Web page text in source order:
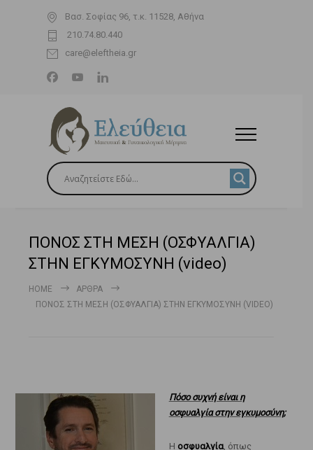
Βασ. Σοφίας 96, τ.κ. 11528, Αθήνα
210.74.80.440
care@eleftheia.gr
ΠΟΝΟΣ ΣΤΗ ΜΕΣΗ (ΟΣΦΥΑΛΓΙΑ)
ΣΤΗΝ ΕΓΚΥΜΟΣΥΝΗ (video)
HOME
ΆΡΘΡΑ
ΠΟΝΟΣ ΣΤΗ ΜΕΣΗ (ΟΣΦΥΑΛΓΙΑ) ΣΤΗΝ ΕΓΚΥΜΟΣΥΝΗ (VIDEO)
Πόσο συχνή είναι η
οσφυαλγία στην εγκυμοσύνη;
Η οσφυαλγία, όπως